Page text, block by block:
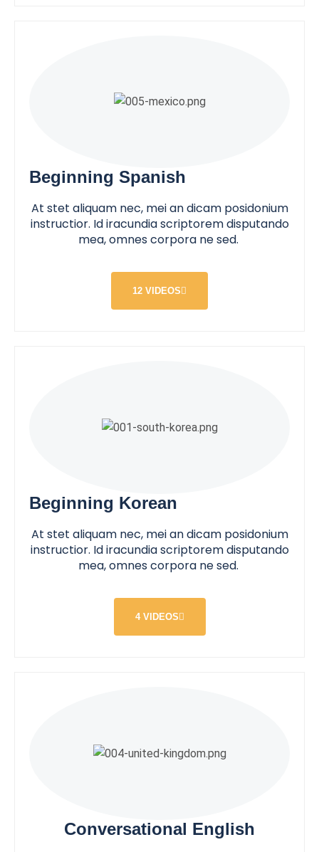
Beginning Spanish
At stet aliquam nec, mei an dicam posidonium
instructior. Id iracundia scriptorem disputando
mea, omnes corpora ne sed.
12 VIDEOS
Beginning Korean
At stet aliquam nec, mei an dicam posidonium
instructior. Id iracundia scriptorem disputando
mea, omnes corpora ne sed.
4 VIDEOS
Conversational English